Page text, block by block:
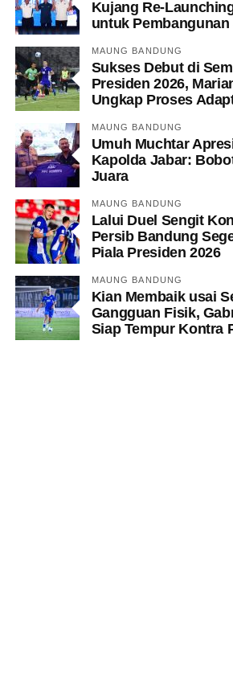
Kujang Re-
untuk
MAUNG BANDUNG
Sukses Debut di
Presiden 2026,
Ungkap Proses
MAUNG BANDUNG
Umuh Muchtar
Kapolda Jabar:
Juara
MAUNG BANDUNG
Lalui Duel Sengit
Persib Bandung
Piala Presiden 2026
MAUNG BANDUNG
Kian Membaik usai
Gangguan Fisik,
Siap Tempur Kontra